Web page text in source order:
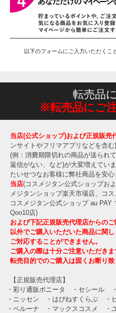
以下のフォームにご入力いただくこ
転売品
※転売品にご
当店(公式ショップ)および正規販売
ンサイトやフリマアプリなどを含
(例：消費期限切れの商品が送られ
返信がない、など)が大変増えていま
たいせつなお客様に弊社商品を安
当店(コスメジタン公式ショップお
メジタンショップ楽天市場店、コ
コスメジタン公式ショップ au
Qoo10店)
および下記正規販売代理店からの
以外でご購入いただいた商品に関
ご対応することができません。
ご購入の際は十分ご注意いただき
転売目的でのご購入は固くお断り致
【正規販売代理店】
・彩り通販ボニータ
・セシール
・ニッセン
・はぴねすくらぶ
・
・ベルーナ
・マックスコスメ ・